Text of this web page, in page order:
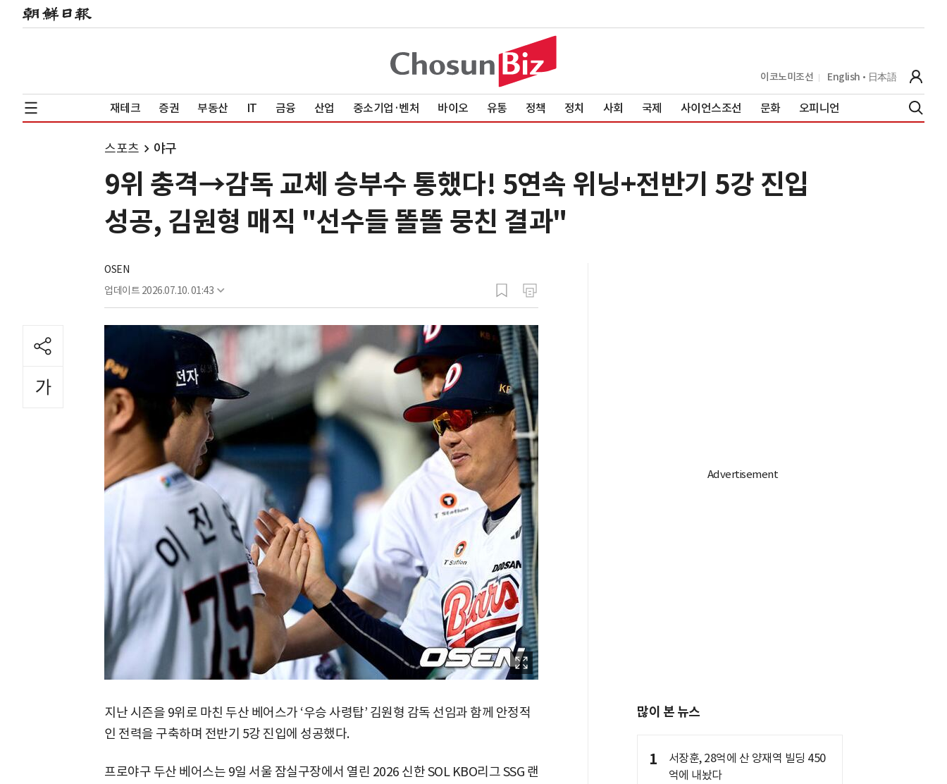
이코노미조선 English 日本語
재테크 증권 부동산 IT 금융 산업 중소기업·벤처 바이오 유통 정책 정치 사회 국제 사이언스조선 문화 오피니언
스포츠 야구
9위 충격→감독 교체 승부수 통했다! 5연속 위닝+전반기 5강 진입
성공, 김원형 매직 "선수들 똘똘 뭉친 결과"
OSEN
업데이트 2026.07.10. 01:43
지난 시즌을 9위로 마친 두산 베어스가 ‘우승 사령탑’ 김원형 감독 선임과 함께 안정적
인 전력을 구축하며 전반기 5강 진입에 성공했다.
프로야구 두산 베어스는 9일 서울 잠실구장에서 열린 2026 신한 SOL KBO리그 SSG 랜
많이 본 뉴스
1
서장훈, 28억에 산 양재역 빌딩 450
억에 내놨다